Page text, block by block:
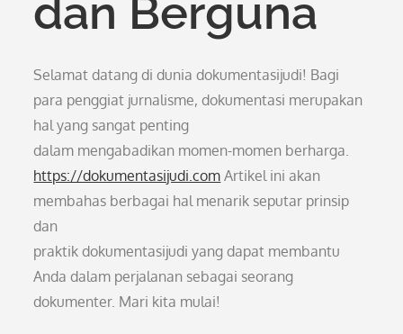
dan Berguna
Selamat datang di dunia dokumentasijudi! Bagi
para penggiat jurnalisme, dokumentasi merupakan
hal yang sangat penting
dalam mengabadikan momen-momen berharga.
https://dokumentasijudi.com Artikel ini akan
membahas berbagai hal menarik seputar prinsip
dan
praktik dokumentasijudi yang dapat membantu
Anda dalam perjalanan sebagai seorang
dokumenter. Mari kita mulai!